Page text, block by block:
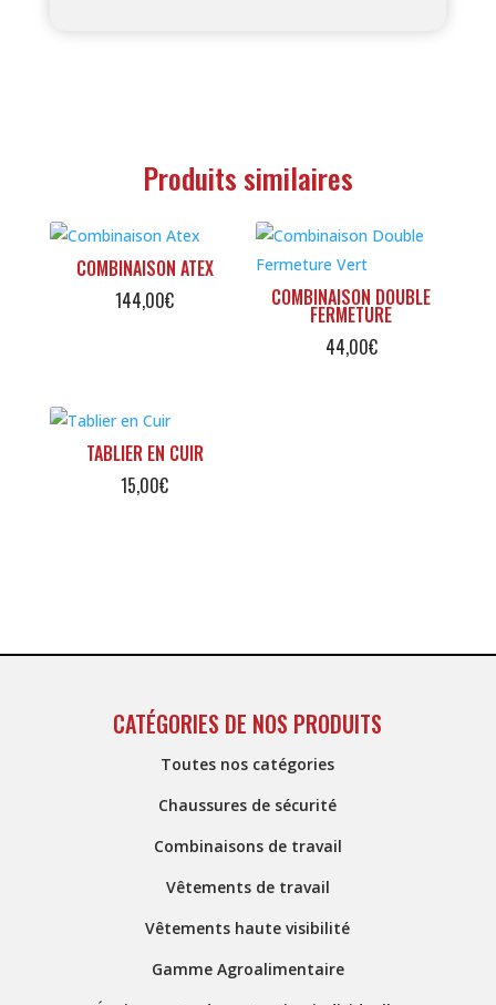
Produits similaires
COMBINAISON ATEX
144,00€ COMBINAISON DOUBLE
FERMETURE
44,00€
TABLIER EN CUIR
15,00€
CATÉGORIES DE NOS PRODUITS
Toutes nos catégories
Chaussures de sécurité
Combinaisons de travail
Vêtements de travail
Vêtements haute visibilité
Gamme Agroalimentaire